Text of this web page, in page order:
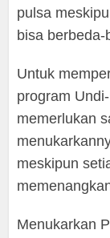
pulsa
bisa
Untuk
program
memerlukan
meskipun
Menukarkan